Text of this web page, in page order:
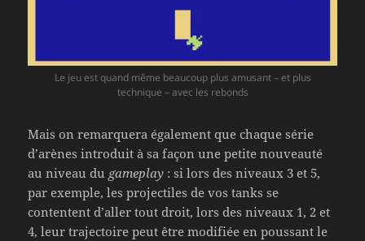
Le jeu est quand même beaucoup plus amusant – et plus
technique – avec les rebonds
Mais on remarquera également que chaque série
d’arènes introduit à sa façon une petite nouveauté
au niveau du gameplay : si lors des niveaux 3 et 5,
par exemple, les projectiles de vos tanks se
contentent d’aller tout droit, lors des niveaux 1, 2 et
4, leur trajectoire peut être modifiée en poussant le